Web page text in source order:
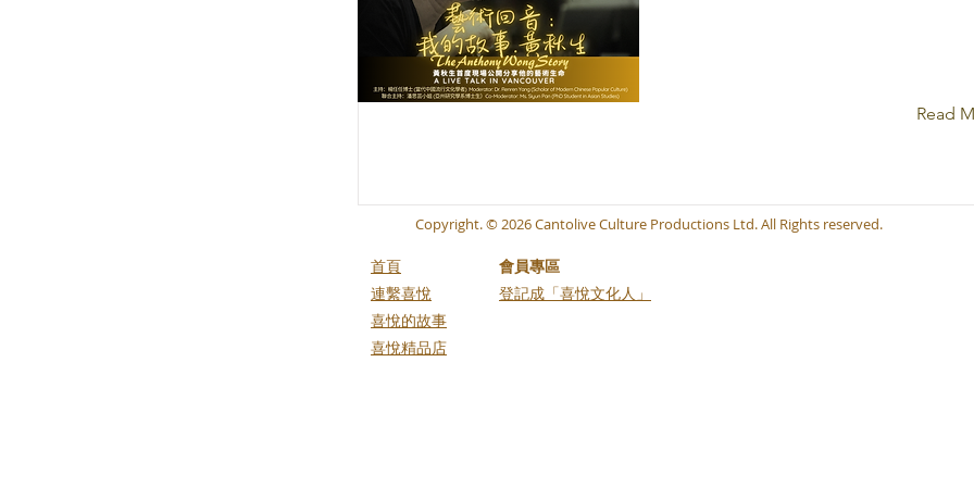
Read
Copyright. © 2026 Cantolive Culture Productions Ltd. All Rights reserved.
首頁
​連繫喜悅
​喜悅的故事
​喜悅精品店
會員專區
​登記成「喜悅文化人」